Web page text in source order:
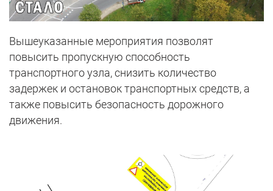
Вышеуказанные мероприятия позволят
повысить пропускную способность
транспортного узла, снизить количество
задержек и остановок транспортных средств, а
также повысить безопасность дорожного
движения.